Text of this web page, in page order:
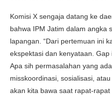
Komisi X sengaja datang ke
bahwa IPM Jatim dalam angka
lapangan. “Dari pertemuan ini
ekspektasi dan kenyataan. Gap
Apa sih permasalahan yang
misskoordinasi, sosialisasi,
akan kita bawa saat rapat-